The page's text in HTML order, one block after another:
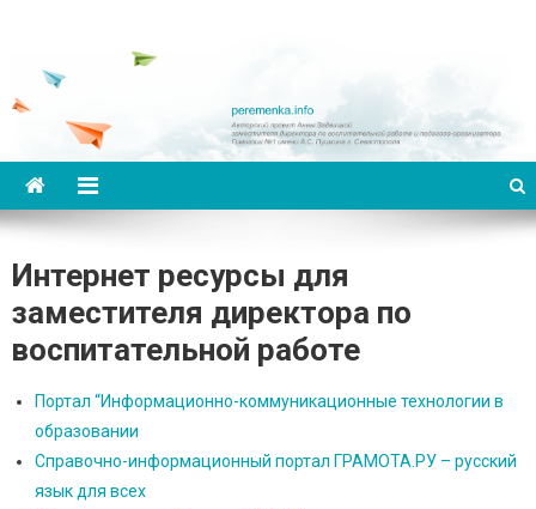
Интернет ресурсы для
заместителя директора по
воспитательной работе
Портал “Информационно-коммуникационные технологии в
образовании
Справочно-информационный портал ГРАМОТА.РУ – русский
язык для всех